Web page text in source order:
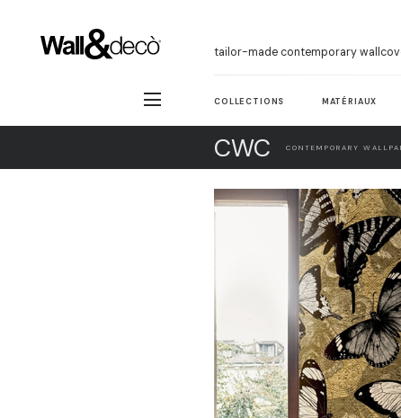
tailor-made contemporary
COLLECTIONS MATÉRIAUX
CWC CONTEMPORARY